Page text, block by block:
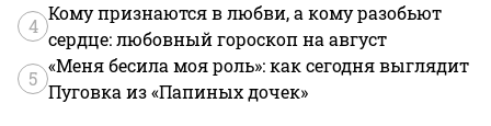
4
Кому признаются в любви, а кому разобьют
сердце: любовный гороскоп на август
5
«Меня бесила моя роль»: как сегодня выглядит
Пуговка из «Папиных дочек»